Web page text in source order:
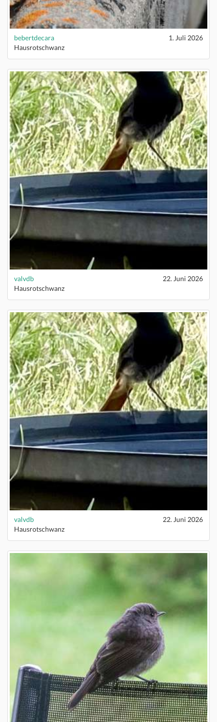
bebertdecara
1. Juli 2026
Hausrotschwanz
valvdb
22. Juni 2026
Hausrotschwanz
valvdb
22. Juni 2026
Hausrotschwanz